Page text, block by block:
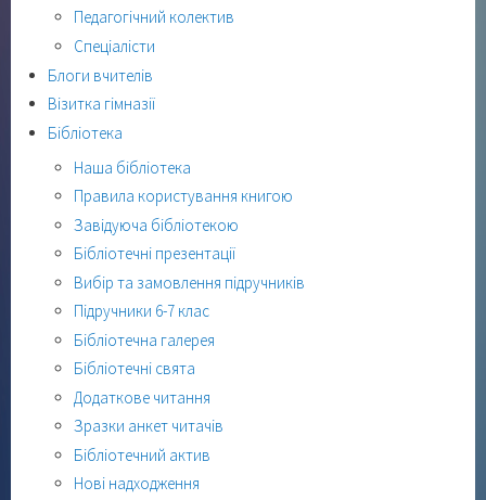
Педагогічний колектив
Спеціалісти
Блоги вчителів
Візитка гімназії
Бібліотека
Наша бібліотека
Правила користування книгою
Завідуюча бібліотекою
Бібліотечні презентації
Вибір та замовлення підручників
Підручники 6-7 клас
Бібліотечна галерея
Бібліотечні свята
Додаткове читання
Зразки анкет читачів
Бібліотечний актив
Нові надходження